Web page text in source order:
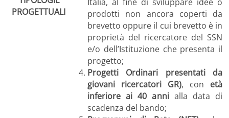
PROGETTUALI
prodotti non ancora coperti da
brevetto oppure il cui brevetto è in
proprietà del ricercatore del SSN
e/o dell’Istituzione che presenta il
progetto;
Progetti Ordinari presentati da
giovani ricercatori GR), con età
inferiore ai 40 annialla data di
scadenza del bando;